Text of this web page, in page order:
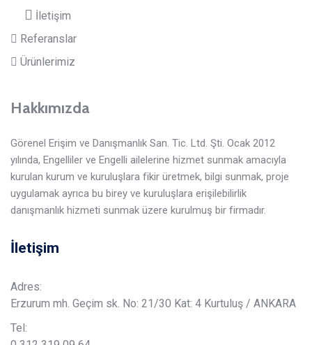
İletişim
Referanslar
Ürünlerimiz
Hakkımızda
Görenel Erişim ve Danışmanlık San. Tic. Ltd. Şti. Ocak 2012
yılında, Engelliler ve Engelli ailelerine hizmet sunmak amacıyla
kurulan kurum ve kuruluşlara fikir üretmek, bilgi sunmak, proje
uygulamak ayrıca bu birey ve kuruluşlara erişilebilirlik
danışmanlık hizmeti sunmak üzere kurulmuş bir firmadır.
İletişim
Adres:
Erzurum mh. Geçim sk. No: 21/30 Kat: 4 Kurtuluş / ANKARA
Tel: